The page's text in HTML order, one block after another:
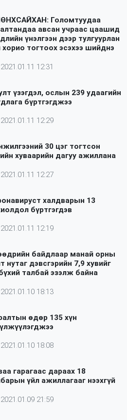
Голомтуудаа
авсан учраас цаашид
үнэлгээн дээр тулгуурлан
хорио тогтоох эсэхээ шийднэ
2021.01.11 12:31
үзэгдэл, ослын 239 удаагийн
бүртгэгджээ
2021.01.11 12:29
30 цэг тогтсон
хуваарийн дагуу ажиллана
2021.01.11 12:27
халдварын 13
бүртгэгдэв
2021.01.11 12:19
байдлаар манай орны
нутаг дэвсгэрийн 7,9 хувийг
талбай эзэлж байна
2021.01.10 18:13
өдөр 135 хүн
2021.01.10 18:08
гарагаас дараах 18
үйл ажиллагааг нээхгүй
2021.01.09 21:59